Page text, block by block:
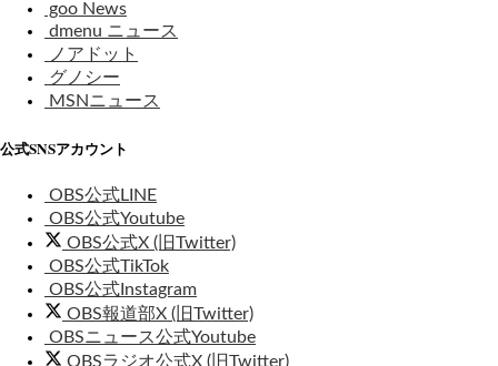
goo News
dmenu ニュース
ノアドット
グノシー
MSNニュース
公式SNSアカウント
OBS公式LINE
OBS公式Youtube
OBS公式X (旧Twitter)
OBS公式TikTok
OBS公式Instagram
OBS報道部X (旧Twitter)
OBSニュース公式Youtube
OBSラジオ公式X (旧Twitter)